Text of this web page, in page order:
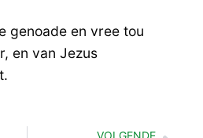
genoade en vree tou
en van Jezus
VOLGENDE